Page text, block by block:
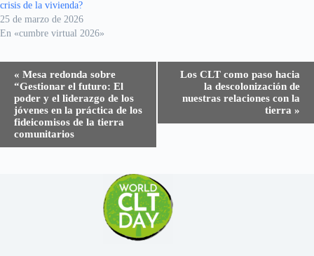
crisis de la vivienda?
25 de marzo de 2026
En «cumbre virtual 2026»
« Mesa redonda sobre
“Gestionar el futuro: El
poder y el liderazgo de los
jóvenes en la práctica de los
fideicomisos de la tierra
comunitarios
Los CLT como paso hacia
la descolonización de
nuestras relaciones con la
tierra »